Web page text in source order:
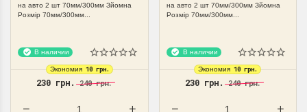
на авто 2 шт 70мм/300мм Зйомна
Розмір 70мм/300мм...
В наличии
Экономия 10 грн.
230 грн.240 грн.
на авто 2 шт 70мм/300мм Зйомна
Розмір 70мм/300мм...
В наличии
Экономия 10 грн.
230 грн.240 грн.